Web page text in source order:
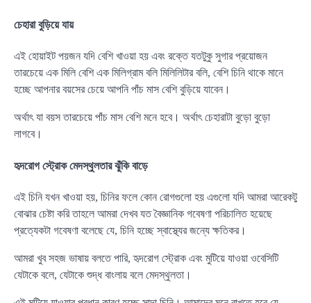
চেহারা বুড়িয়ে যায়
এই হোয়াইট পয়জন যদি বেশি খাওয়া হয় এবং রক্তে যতটুকু সুগার প্রয়োজন
তারচেয়ে এক মিলি বেশি এক মিলিগ্রাম বলি মিলিলিটার বলি, বেশি চিনি থাকে মানে
হচ্ছে আপনার বয়সের চেয়ে আপনি পাঁচ মাস বেশি বুড়িয়ে যাবেন।
অর্থাৎ যা বয়স তারচেয়ে পাঁচ মাস বেশি মনে হবে। অর্থাৎ চেহারাটা বুড়ো বুড়ো
লাগবে।
হৃদরোগ স্ট্রোক মেদস্থুলতার ঝুঁকি বাড়ে
এই চিনি যখন খাওয়া হয়, চিনির ফলে কোন রোগগুলো হয় এগুলো যদি আমরা আরেকটু
বোঝার চেষ্টা করি তাহলে আমরা দেখব যত বৈজ্ঞানিক গবেষণা পরিচালিত হয়েছে
প্রত্যেকটা গবেষণা বলেছে যে, চিনি হচ্ছে স্বাস্থ্যের জন্যে ক্ষতিকর।
আমরা খুব সহজ ভাষায় বলতে পারি, হৃদরোগ স্ট্রোক এবং মুটিয়ে যাওয়া ওবেসিটি
যেটাকে বলে, যেটাকে শুদ্ধ বাংলায় বলে মেদস্থুলতা।